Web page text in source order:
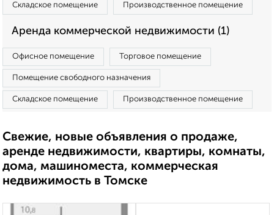
Складское помещение Производственное помещение
Аренда коммерческой недвижимости (1)
Офисное помещение Торговое помещение
Помещение свободного назначения
Складское помещение Производственное помещение
Свежие, новые объявления о продаже,
аренде недвижимости, квартиры, комнаты,
дома, машиноместа, коммерческая
недвижимость в Томске